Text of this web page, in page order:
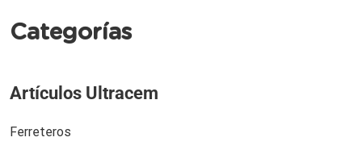
Categorías
Artículos Ultracem
Ferreteros